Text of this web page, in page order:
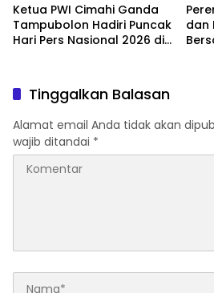
Ketua PWI Cimahi Ganda
Tampubolon Hadiri Puncak
Hari Pers Nasional 2026 di
dan
Tinggalkan Balasan
Alamat email Anda tidak akan
wajib ditandai *